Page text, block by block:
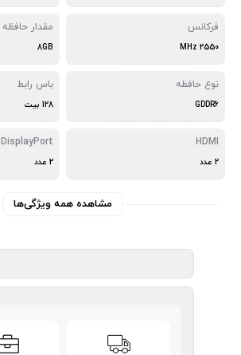
فرکانس
2550 MHz
مقدار حافظه
8GB
نوع حافظه
GDDR6
باس رابط
128 بیت
HDMI
2 عدد
DisplayPort
2 عدد
مشاهده همه ویژگی‌ها